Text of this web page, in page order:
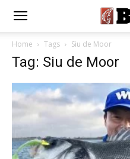
Home Tags Siu de Moor
Tag: Siu de Moor